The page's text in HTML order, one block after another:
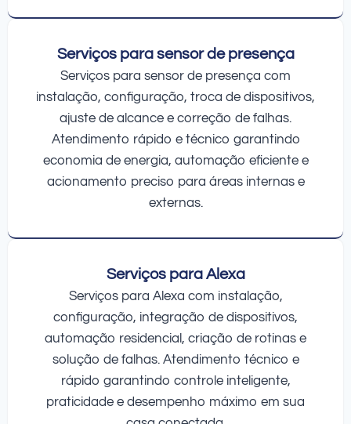
Serviços para sensor de presença
Serviços para sensor de presença com
instalação, configuração, troca de dispositivos,
ajuste de alcance e correção de falhas.
Atendimento rápido e técnico garantindo
economia de energia, automação eficiente e
acionamento preciso para áreas internas e
externas.
Serviços para Alexa
Serviços para Alexa com instalação,
configuração, integração de dispositivos,
automação residencial, criação de rotinas e
solução de falhas. Atendimento técnico e
rápido garantindo controle inteligente,
praticidade e desempenho máximo em sua